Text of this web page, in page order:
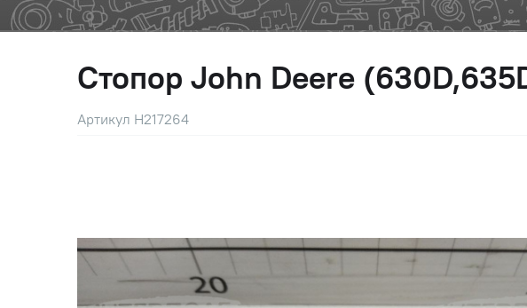
Стопор John Deere
Артикул H217264